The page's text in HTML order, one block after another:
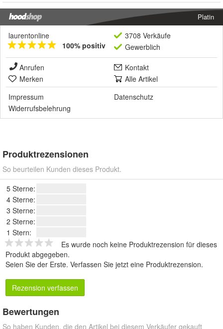
Platin
laurentonline
100% positiv
3708 Verkäufe
Gewerblich
Anrufen
Kontakt
Merken
Alle Artikel
Impressum
Datenschutz
Widerrufsbelehrung
Produktrezensionen
So beurteilen Kunden dieses Produkt.
5 Sterne:
4 Sterne:
3 Sterne:
2 Sterne:
1 Stern:
Es wurde noch keine Produktrezension für dieses
Produkt abgegeben.
Seien Sie der Erste. Verfassen Sie jetzt eine Produktrezension.
Rezension verfassen
Bewertungen
So haben Kunden, die den Artikel bei diesem Verkäufer gekauft